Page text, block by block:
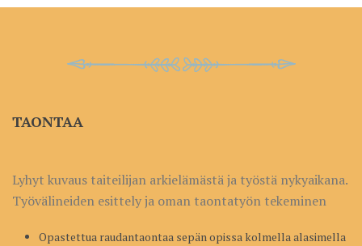
TAONTAA
Lyhyt kuvaus taiteilijan arkielämästä ja työstä nykyaikana.
Työvälineiden esittely ja oman taontatyön tekeminen
Opastettua raudantaontaa sepän opissa kolmella alasimella